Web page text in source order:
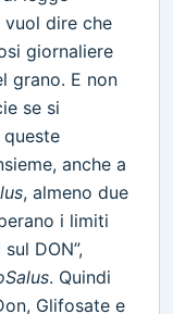
vuol dire che
giornaliere
grano. E non
se si
anche a
, almeno due
i limiti
DON”,
. Quindi
Glifosate e